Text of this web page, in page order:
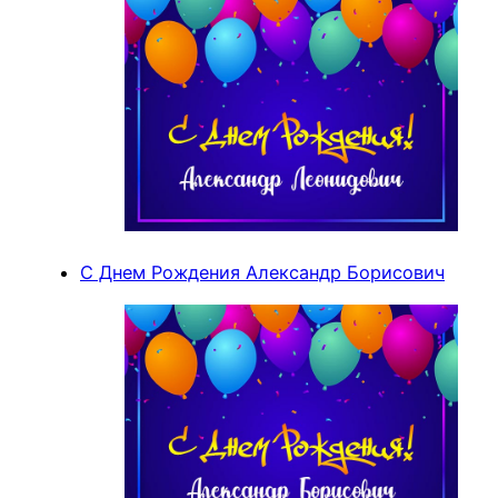
С Днем Рождения Александр Борисович